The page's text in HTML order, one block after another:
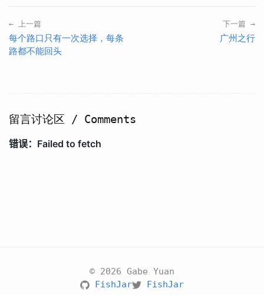
← 上一篇
每个路口只有一次选择，每条
路都不能回头
下一篇 →
广州之行
留言讨论区 / Comments
© 2026 Gabe Yuan
FishJar
FishJar